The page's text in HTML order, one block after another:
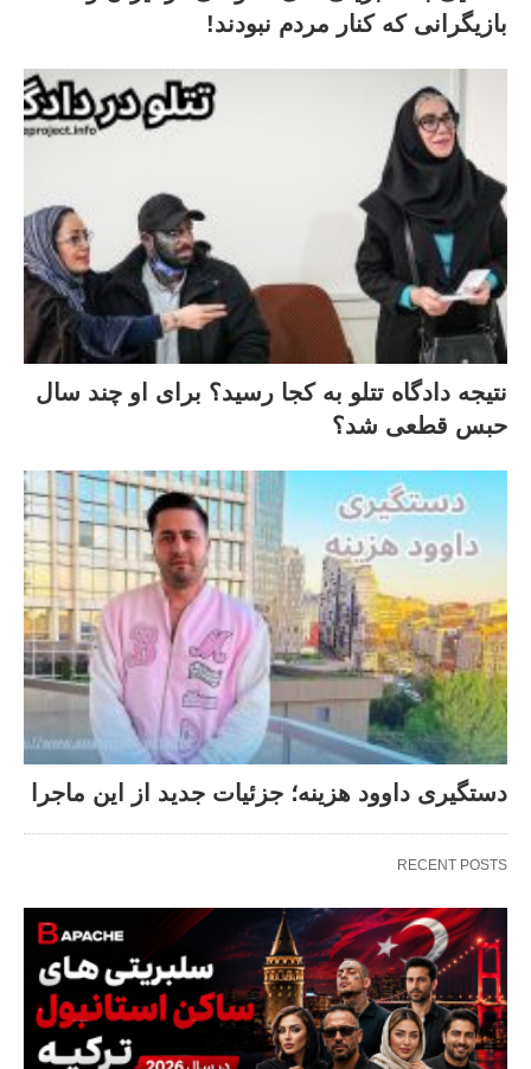
بازیگرانی که کنار مردم نبودند!
نتیجه دادگاه تتلو به کجا رسید؟ برای او چند سال
حبس قطعی شد؟
دستگیری داوود هزینه؛ جزئیات جدید از این ماجرا
RECENT POSTS